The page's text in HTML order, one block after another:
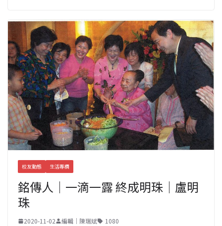
校友動態 生活專欄
銘傳人｜一滴一露 終成明珠｜盧明
珠
2020-11-02 編輯｜陳瑞斌 1080